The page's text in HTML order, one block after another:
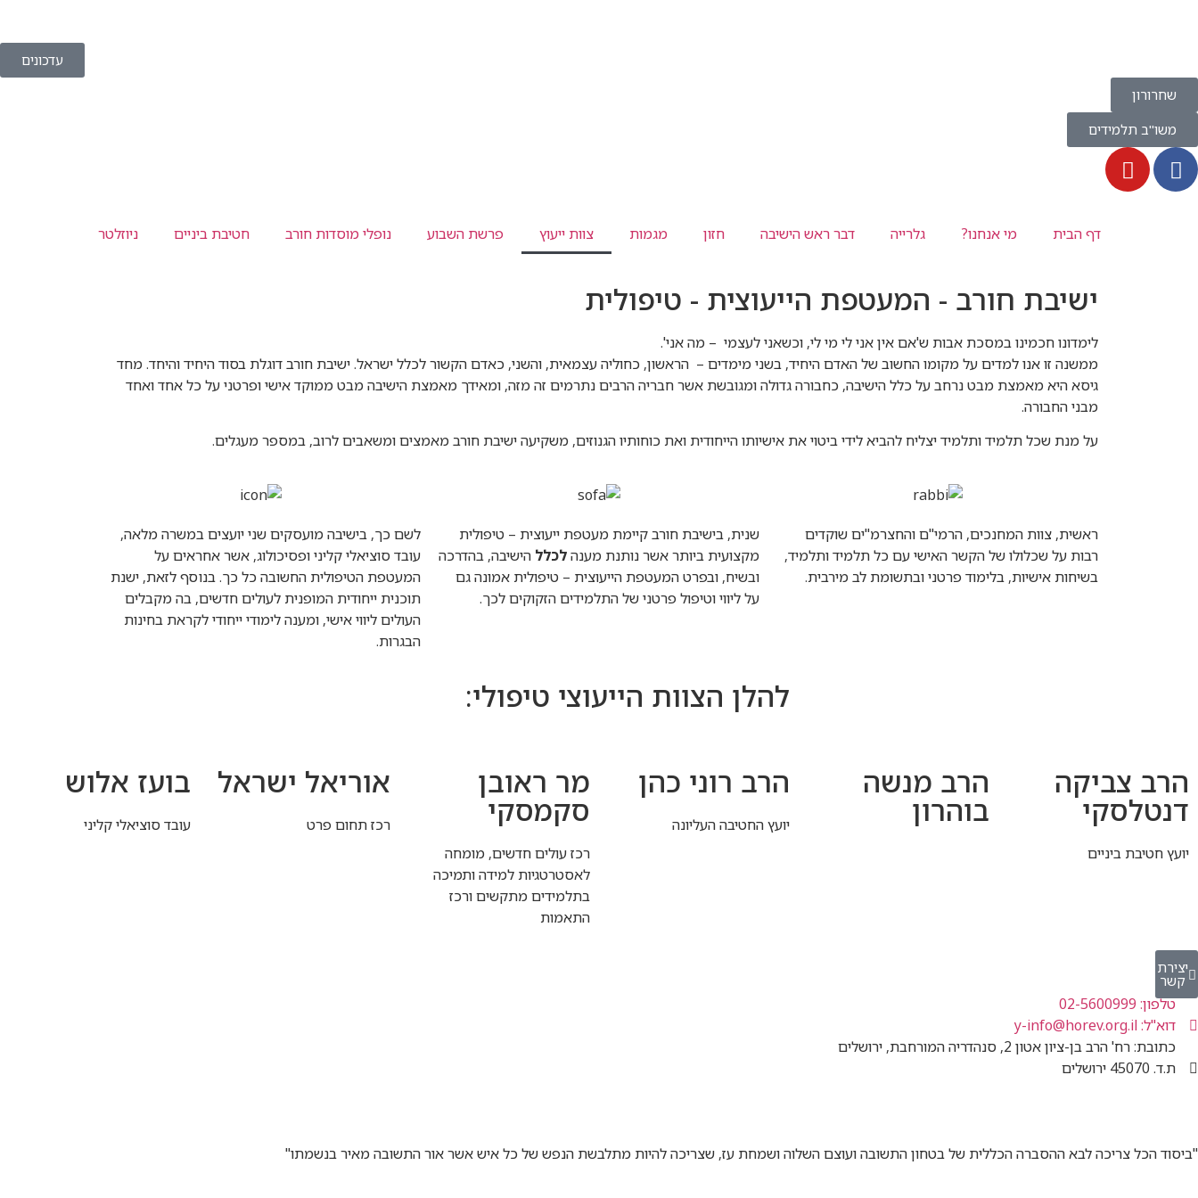
עדכונים
שחרורון
משו''ב תלמידים
דף הבית מי אנחנו? גלרייה דבר ראש הישיבה חזון מגמות צוות ייעוץ פרשת השבוע נופלי מוסדות חורב חטיבת ביניים ניוזלטר
ישיבת חורב - המעטפת הייעוצית - טיפולית
לימדונו חכמינו במסכת אבות ש'אם אין אני לי מי לי, וכשאני לעצמי – מה אני'.
ממשנה זו אנו למדים על מקומו החשוב של האדם היחיד, בשני מימדים – הראשון, כחוליה עצמאית, והשני, כאדם הקשור לכלל ישראל. ישיבת חורב דוגלת בסוד היחיד והיחד. מחד
גיסא היא מאמצת מבט נרחב על כלל הישיבה, כחבורה גדולה ומגובשת אשר חבריה הרבים נתרמים זה מזה, ומאידך מאמצת הישיבה מבט ממוקד אישי ופרטני על כל אחד ואחד
מבני החבורה.
על מנת שכל תלמיד ותלמיד יצליח להביא לידי ביטוי את אישיותו הייחודית ואת כוחותיו הגנוזים, משקיעה ישיבת חורב מאמצים ומשאבים לרוב, במספר מעגלים.
ראשית, צוות המחנכים, הרמי"ם והחצרמ"ים שוקדים
רבות על שכלולו של הקשר האישי עם כל תלמיד ותלמיד,
בשיחות אישיות, בלימוד פרטני ובתשומת לב מירבית.
שנית, בישיבת חורב קיימת מעטפת ייעוצית – טיפולית
מקצועית ביותר אשר נותנת מענהלכלל הישיבה, בהדרכה
ובשיח, ובפרט המעטפת הייעוצית – טיפולית אמונה גם
על ליווי וטיפול פרטני של התלמידים הזקוקים לכך.
לשם כך, בישיבה מועסקים שני יועצים במשרה מלאה,
עובד סוציאלי קליני ופסיכולוג, אשר אחראים על
המעטפת הטיפולית החשובה כל כך. בנוסף לזאת, ישנת
תוכנית ייחודית המופנית לעולים חדשים, בה מקבלים
העולים ליווי אישי, ומענה לימודי ייחודי לקראת בחינות
הבגרות.
להלן הצוות הייעוצי טיפולי:
הרב צביקה
דנטלסקי
יועץ חטיבת ביניים
הרב מנשה
בוהרון
הרב רוני כהן
יועץ החטיבה העליונה
מר ראובן
סקמסקי
רכז עולים חדשים, מומחה
לאסטרטגיות למידה ותמיכה
בתלמידים מתקשים ורכז
התאמות
אוריאל ישראל
רכז תחום פרט
בועז אלוש
עובד סוציאלי קליני
יצירת
קשר
טלפון: 02-5600999
דוא"ל: y-info@horev.org.il
כתובת: רח' הרב בן-ציון אטון 2, סנהדריה המורחבת, ירושלים
ת.ד. 45070 ירושלים
"ביסוד הכל צריכה לבא ההסברה הכללית של בטחון התשובה ועוצם השלוה ושמחת עז, שצריכה להיות מתלבשת הנפש של כל איש אשר אור התשובה מאיר בנשמתו"